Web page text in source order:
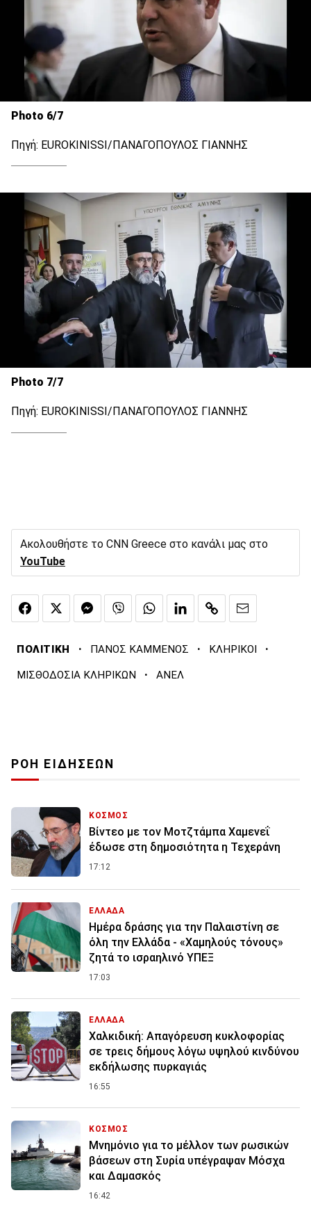
Photo 6/7
Πηγή: EUROKINISSI/ΠΑΝΑΓΟΠΟΥΛΟΣ ΓΙΑΝΝΗΣ
Photo 7/7
Πηγή: EUROKINISSI/ΠΑΝΑΓΟΠΟΥΛΟΣ ΓΙΑΝΝΗΣ
Ακολουθήστε το CNN Greece στο κανάλι μας στο
YouTube
ΠΟΛΙΤΙΚΗ · ΠΑΝΟΣ ΚΑΜΜΕΝΟΣ · ΚΛΗΡΙΚΟΙ ·
ΜΙΣΘΟΔΟΣΙΑ ΚΛΗΡΙΚΩΝ · ΑΝΕΛ
ΡΟΗ ΕΙΔΗΣΕΩΝ
ΚΟΣΜΟΣ
Βίντεο με τον Μοτζτάμπα Χαμενεΐ
έδωσε στη δημοσιότητα η Τεχεράνη
17:12
ΕΛΛΑΔΑ
Ημέρα δράσης για την Παλαιστίνη σε
όλη την Ελλάδα - «Χαμηλούς τόνους»
ζητά το ισραηλινό ΥΠΕΞ
17:03
ΕΛΛΑΔΑ
Χαλκιδική: Απαγόρευση κυκλοφορίας
σε τρεις δήμους λόγω υψηλού κινδύνου
εκδήλωσης πυρκαγιάς
16:55
ΚΟΣΜΟΣ
Μνημόνιο για το μέλλον των ρωσικών
βάσεων στη Συρία υπέγραψαν Μόσχα
και Δαμασκός
16:42